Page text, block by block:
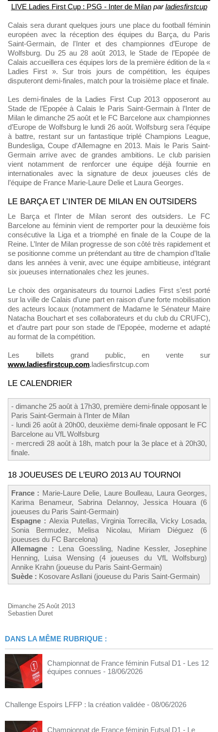
LIVE Ladies First Cup : PSG - Inter de Milan parladiesfirstcup
Calais sera durant quelques jours une place du football féminin
européen avec la réception des équipes du Barça, du Paris
Saint-Germain, de l'Inter et des championnes d’Europe de
Wolfsburg. Du 25 au 28 août 2013, le Stade de l’Epopée de
Calais accueillera ces équipes lors de la première édition de la «
Ladies First ». Sur trois jours de compétition, les équipes
disputeront demi-finales, match pour la troisième place et finale.
Les demi-finales de la Ladies First Cup 2013 opposeront au
Stade de l’Epopée à Calais le Paris Saint-Germain à l’Inter de
Milan le dimanche 25 août et le FC Barcelone aux championnes
d’Europe de Wolfsburg le lundi 26 août. Wolfsburg sera l’équipe
à battre, restant sur un fantastique triplé Champions League,
Bundesliga, Coupe d’Allemagne en 2013. Mais le Paris Saint-
Germain arrive avec de grandes ambitions. Le club parisien
vient notamment de renforcer une équipe déjà fournie en
internationales avec la signature de deux joueuses clés de
l’équipe de France Marie-Laure Delie et Laura Georges.
LE BARÇA ET L’INTER DE MILAN EN OUTSIDERS
Le Barça et l’Inter de Milan seront des outsiders. Le FC
Barcelone au féminin vient de remporter pour la deuxième fois
consécutive la Liga et a triomphé en finale de la Coupe de la
Reine. L’Inter de Milan progresse de son côté très rapidement et
se positionne comme un prétendant au titre de champion d’Italie
dans les années à venir, avec une équipe ambitieuse, intégrant
six joueuses internationales chez les jeunes.
Le choix des organisateurs du tournoi Ladies First s’est porté
sur la ville de Calais d’une part en raison d’une forte mobilisation
des acteurs locaux (notamment de Madame le Sénateur Maire
Natacha Bouchart et ses collaborateurs et du club du CRUFC),
et d’autre part pour son stade de l’Epopée, moderne et adapté
au format de la compétition.
Les billets grand public, en vente sur
www.ladiesfirstcup.com.ladiesfirstcup.com
LE CALENDRIER
- dimanche 25 août à 17h30, première demi-finale opposant le
Paris Saint-Germain à l’Inter de Milan
- lundi 26 août à 20h00, deuxième demi-finale opposant le FC
Barcelone au VfL Wolfsburg
- mercredi 28 août à 18h, match pour la 3e place et à 20h30,
finale.
18 JOUEUSES DE L'EURO 2013 AU TOURNOI
France : Marie-Laure Delie, Laure Boulleau, Laura Georges,
Karima Benameur, Sabrina Delannoy, Jessica Houara (6
joueuses du Paris Saint-Germain)
Espagne : Alexia Putellas, Virginia Torrecilla, Vicky Losada,
Sonia Bermudez, Melisa Nicolau, Miriam Diéguez (6
joueuses du FC Barcelona)
Allemagne : Lena Goessling, Nadine Kessler, Josephine
Henning, Luisa Wensing (4 joueuses du VfL Wolfsburg)
Annike Krahn (joueuse du Paris Saint-Germain)
Suède : Kosovare Asllani (joueuse du Paris Saint-Germain)
Dimanche 25 Août 2013
Sebastien Duret
DANS LA MÊME RUBRIQUE :
Championnat de France féminin Futsal D1 - Les 12
équipes connues - 18/06/2026
Challenge Espoirs LFFP : la création validée - 08/06/2026
Championnat de France féminin Futsal D1 - Le